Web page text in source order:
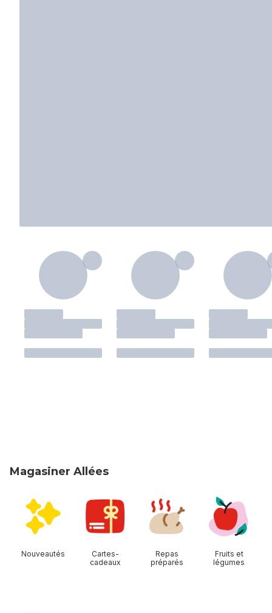
Magasiner Allées
Nouveautés
Cartes-
cadeaux
Repas
préparés
Fruits et
légumes